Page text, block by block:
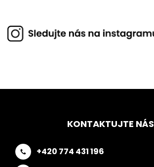
KONTAKTUJTE NÁS
+420 774 431 196